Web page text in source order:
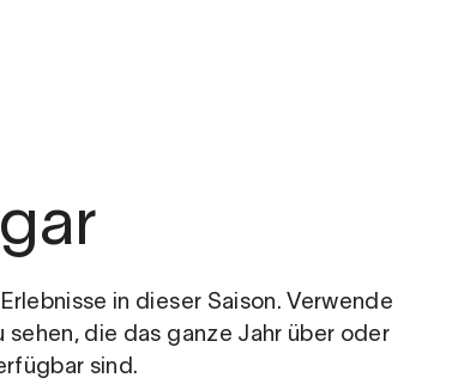
in dieser Saison. Verwende
sehen, die das ganze Jahr über oder
sind.